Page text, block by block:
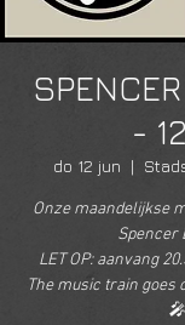
-
do 12 jun
  |
Onze maandelijkse
Spencer
LET OP: aanvang
The music train goes